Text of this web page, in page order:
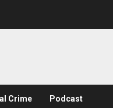
Crime Podcast